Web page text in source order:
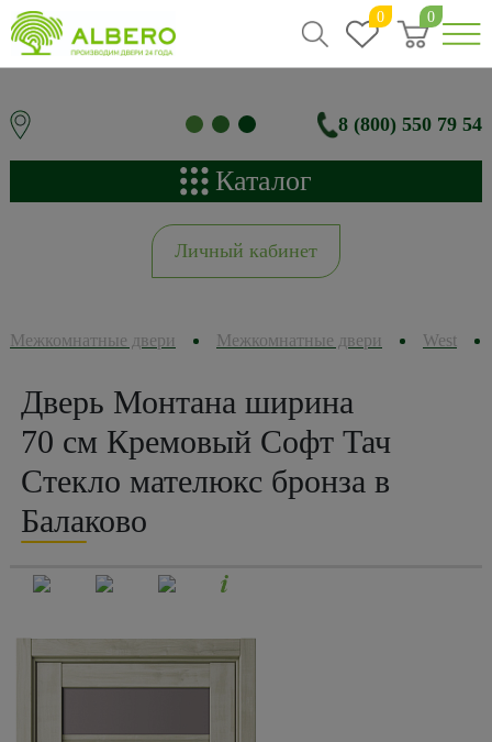
0 0
8 (800) 550 79 54
Каталог
Личный кабинет
Межкомнатные двери Межкомнатные двери West
Дверь Монтана ширина
70 см Кремовый Софт Тач
Стекло мателюкс бронза в
Балаково